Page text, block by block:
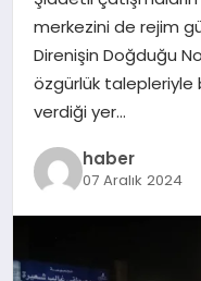
TEKNOLOJI
merkezini de rejim
Direnişin Doğduğu
özgürlük talepleriyle
verdiği yer…
haber
07 Aralık 2024